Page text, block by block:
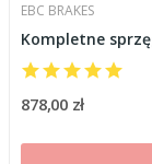
EBC BRAKES
Kompletne
878,00 zł